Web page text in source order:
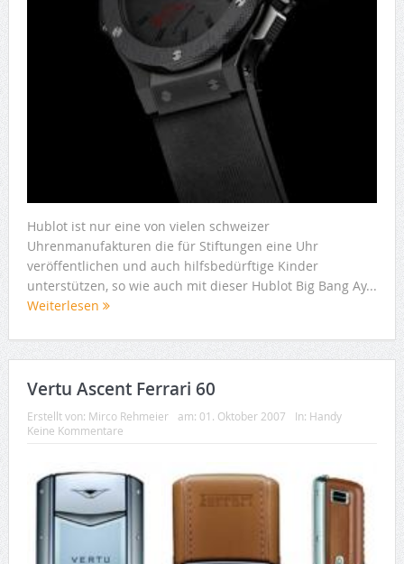
Hublot ist nur eine von vielen schweizer
Uhrenmanufakturen die für Stiftungen eine Uhr
veröffentlichen und auch hilfsbedürftige Kinder
unterstützen, so wie auch mit dieser Hublot Big Bang Ay...
Weiterlesen
Vertu Ascent Ferrari 60
Erstellt von: Mirco Rehmeier am: 01. Oktober 2007 In: Handy
Keine Kommentare